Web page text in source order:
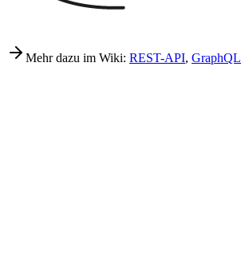
Mehr dazu im Wiki: REST-API, GraphQL